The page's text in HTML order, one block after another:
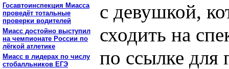
Госавтоинспекция Миасса
проведёт тотальные
проверки водителей
Миасс достойно выступил
на чемпионате России по
лёгкой атлетике
Миасс в лидерах по числу
стобалльников ЕГЭ
с девушкой,
сходить на
по ссылке для